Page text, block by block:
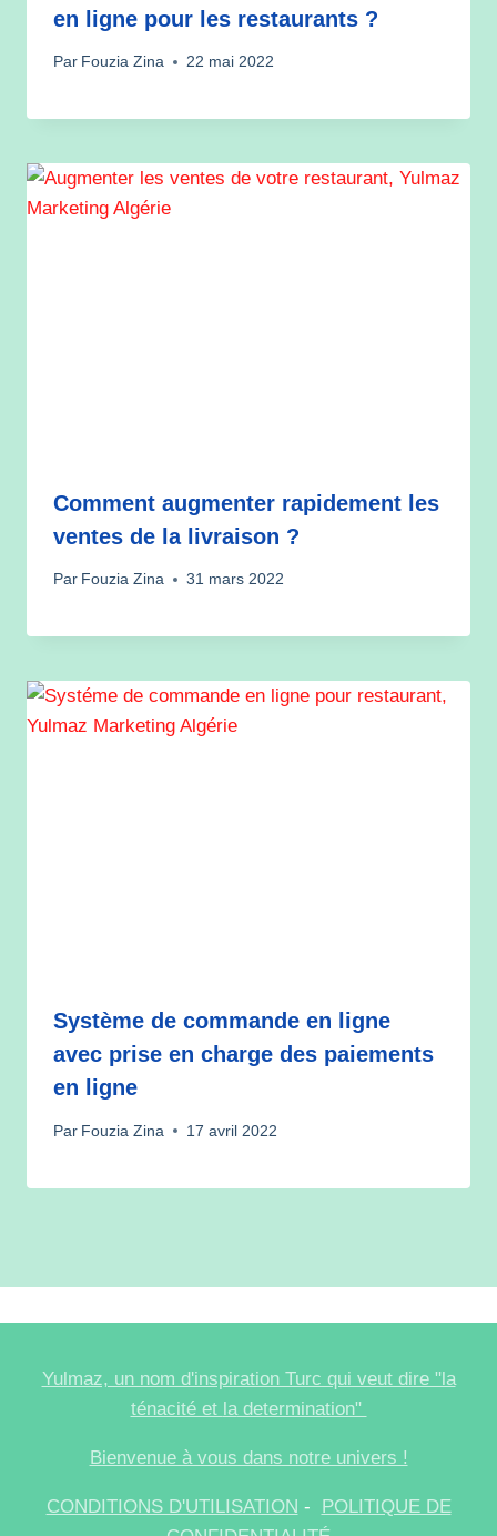
en ligne pour les restaurants ?
Par Fouzia Zina 22 mai 2022
Comment augmenter rapidement les
ventes de la livraison ?
Par Fouzia Zina 31 mars 2022
Système de commande en ligne
avec prise en charge des paiements
en ligne
Par Fouzia Zina 17 avril 2022
Yulmaz, un nom d'inspiration Turc qui veut dire "la
ténacité et ladetermination"
Bienvenue à vous dans notre univers !
CONDITIONS D'UTILISATION -
POLITIQUE DE